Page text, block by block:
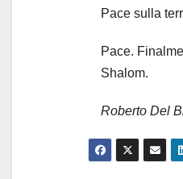
Pace sulla
Pace.
Shalom.
Roberto Del